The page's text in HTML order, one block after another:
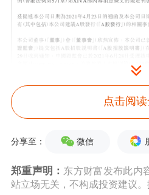
公告同时提醒，由
及潜在投资者在买卖
慎行事。公司将适
点击阅
分享至： 微信
郑重声明： 东方财富发布此内
站立场无关，不构成投资建议。